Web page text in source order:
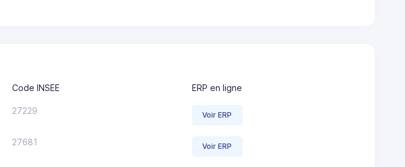
Code INSEE ERP en ligne
27229 Voir ERP
27681 Voir ERP